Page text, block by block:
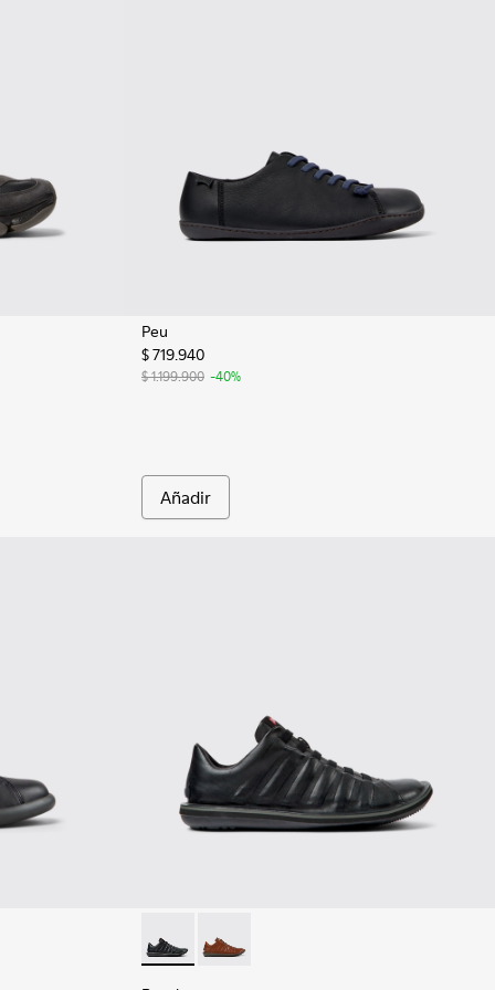
multicolores de piel y nobuk para hombre.
005
K101068-002 - Sneakers multicolores de piel y nobuk para
Peu
$ 719.940
$ 1.199.900 -40%
Añadir
Sneakers negras de piel para hombre.
014 - Zapatillas de piel verdes para hombre.
K101003-004 - Sneakers marrones de piel para hombre.
Beetle - 18751-048 - Zapatos negros de piel
Beetle - 18751-049 - Zapatos